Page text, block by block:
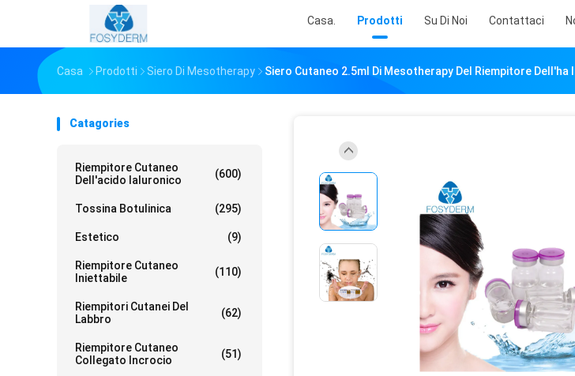
Casa. Prodotti Su Di Noi Contattaci
Casa Prodotti Siero Di Mesotherapy Siero Cutaneo 2.5ml Di Mesotherapy Del Riempitore
Catagories
Riempitore Cutaneo
Dell'acido Ialuronico
(600)
Tossina Botulinica (295)
Estetico (9)
Riempitore Cutaneo
Iniettabile
(110)
Riempitori Cutanei Del
Labbro
(62)
Riempitore Cutaneo
Collegato Incrocio
(51)